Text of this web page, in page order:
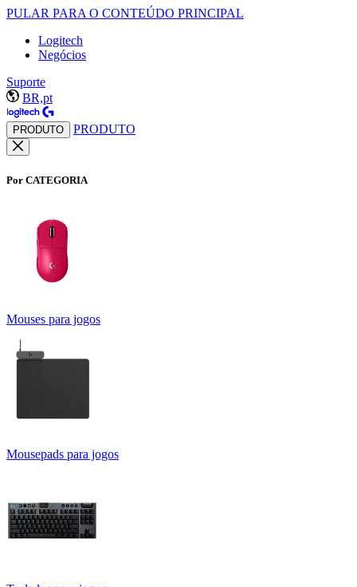
PULAR PARA O CONTEÚDO PRINCIPAL
Logitech
Negócios
Suporte
BR,pt
PRODUTO PRODUTO
Por CATEGORIA
Mouses para jogos
Mousepads para jogos